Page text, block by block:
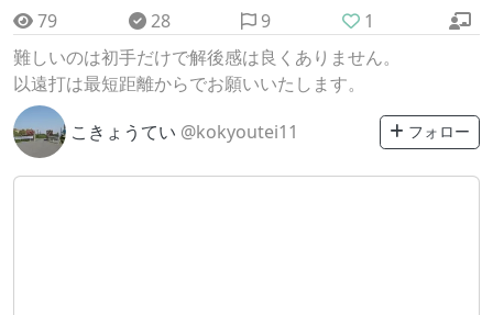
79 28 9
1
難しいのは初手だけで解後感は良くありません。
以遠打は最短距離からでお願いいたします。
こきょうてい @kokyoutei11 フォロー